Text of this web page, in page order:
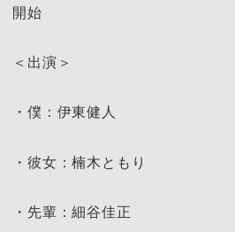
開始
＜出演＞
・僕：伊東健人
・彼女：楠木ともり
・先輩：細谷佳正